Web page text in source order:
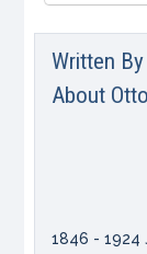
Written By
About
1846 - 1924